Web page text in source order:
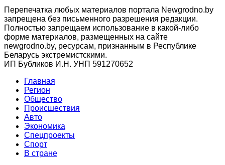
Перепечатка любых материалов портала Newgrodno.by
запрещена без письменного разрешения редакции.
Полностью запрещаем использование в какой-либо
форме материалов, размещенных на сайте
newgrodno.by, ресурсам, признанным в Республике
Беларусь экстремистскими.
ИП Бубликов И.Н. УНП 591270652
Главная
Регион
Общество
Происшествия
Авто
Экономика
Спецпроекты
Cпорт
В стране